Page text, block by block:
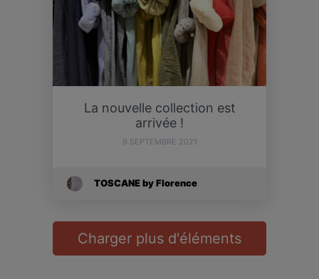
La nouvelle collection est
arrivée !
9 SEPTEMBRE 2021
TOSCANE by Florence
Charger plus d'éléments